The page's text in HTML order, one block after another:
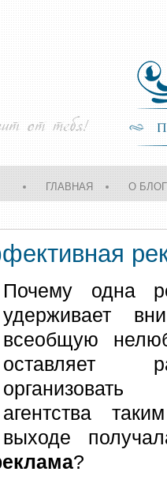
ГЛАВНАЯ О
Почему одна
удерживает
всеобщую
оставляет
агентства
выходе
?